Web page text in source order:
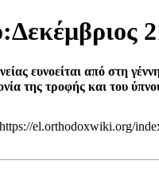
ευνοείται από στη
της τροφής και του
https://el.orthodoxwiki.org/